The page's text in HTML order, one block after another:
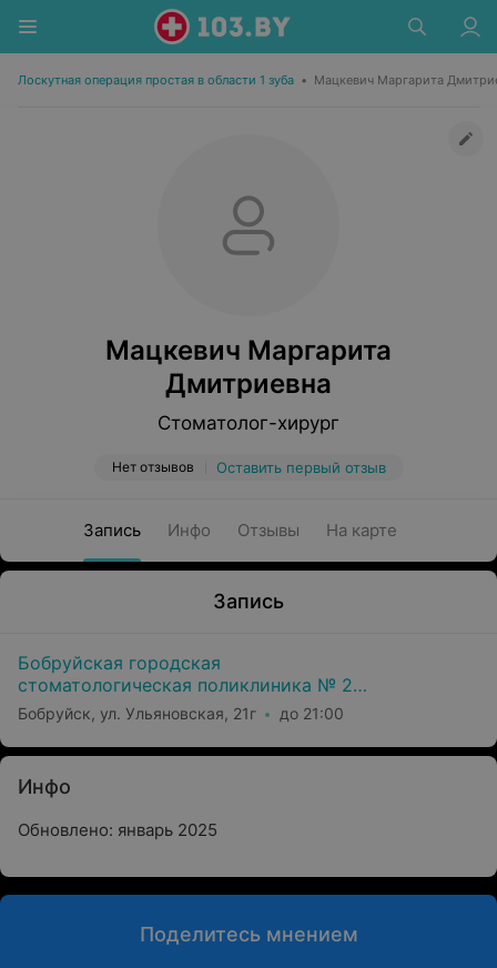
Лоскутная операция простая в области 1 зуба • Мацкевич Маргарита
Мацкевич Маргарита
Дмитриевна
Стоматолог-хирург
Нет отзывов Оставить первый отзыв
Запись Инфо Отзывы На карте
Запись
Бобруйская городская
стоматологическая поликлиника № 2
(Филиал Уз Бгсп №1)
Бобруйск, ул. Ульяновская, 21г до 21:00
Инфо
Обновлено: январь 2025
Поделитесь мнением